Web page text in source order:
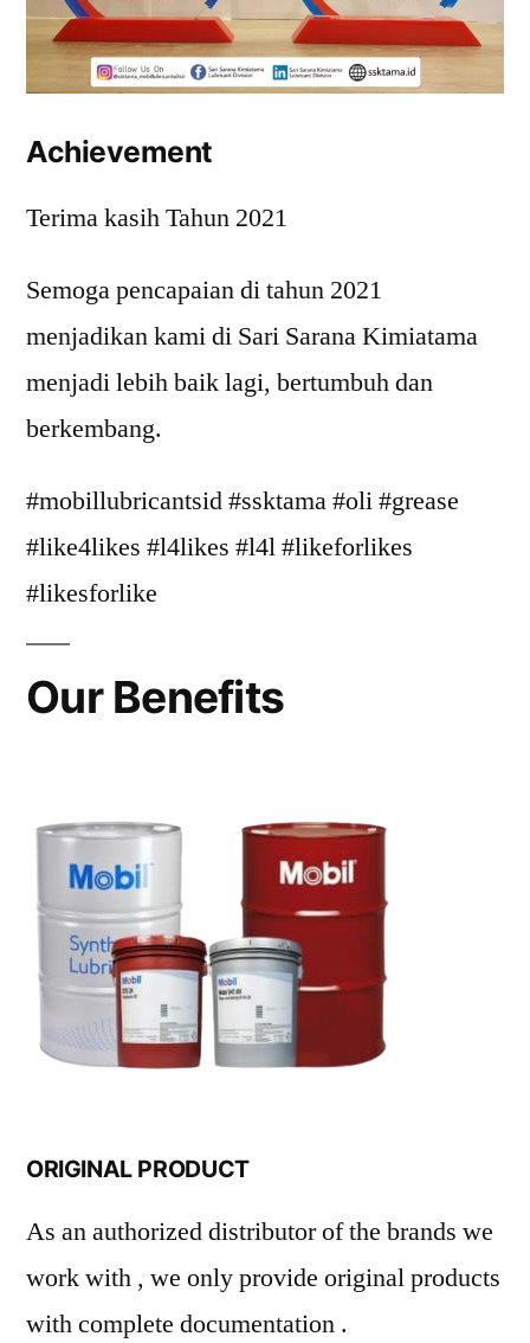
Achievement
Terima kasih Tahun 2021
Semoga pencapaian di tahun 2021
menjadikan kami di Sari Sarana Kimiatama
menjadi lebih baik lagi, bertumbuh dan
berkembang.
#mobillubricantsid #ssktama #oli #grease
#like4likes #l4likes #l4l #likeforlikes
#likesforlike
Our Benefits
ORIGINAL PRODUCT
As an authorized distributor of the brands we
work with , we only provide original products
with complete documentation .